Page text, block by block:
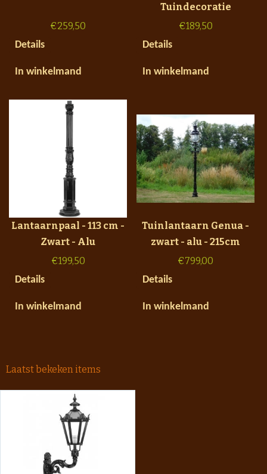
€259,50
Details
In winkelmand
Tuindecoratie
€189,50
Details
In winkelmand
Lantaarnpaal - 113 cm -
Zwart - Alu
€199,50
Details
In winkelmand
Tuinlantaarn Genua -
zwart - alu - 215cm
€799,00
Details
In winkelmand
Laatst bekeken items